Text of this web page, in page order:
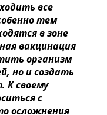
все
тем
в зоне
вакцинация
организм
но и создать
К своему
с
осложнения